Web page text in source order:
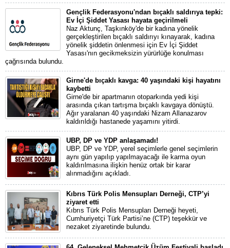
Gençlik Federasyonu'ndan bıçaklı saldırıya tepki:
Ev İçi Şiddet Yasası hayata geçirilmeli
Naz Aktunç, Taşkınköy'de bir kadına yönelik
gerçekleştirilen bıçaklı saldırıyı kınayarak, kadına
yönelik şiddetin önlenmesi için Ev İçi Şiddet
Yasası'nın gecikmeksizin yürürlüğe konulması
çağrısında bulundu.
Girne'de bıçaklı kavga: 40 yaşındaki kişi hayatını
kaybetti
Girne'de bir apartmanın otoparkında yedi kişi
arasında çıkan tartışma bıçaklı kavgaya dönüştü.
Ağır yaralanan 40 yaşındaki Nizam Allanazarov
kaldırıldığı hastanede yaşamını yitirdi.
UBP, DP ve YDP anlaşamadı!
UBP, DP ve YDP, yerel seçimlerle genel seçimlerin
aynı gün yapılıp yapılmayacağı ile karma oyun
kaldırılmasına ilişkin henüz ortak bir karar
alınmadığını açıkladı.
Kıbrıs Türk Polis Mensupları Derneği, CTP’yi
ziyaret etti
Kıbrıs Türk Polis Mensupları Derneği heyeti,
Cumhuriyetçi Türk Partisi’ne (CTP) teşekkür ve
nezaket ziyaretinde bulundu.